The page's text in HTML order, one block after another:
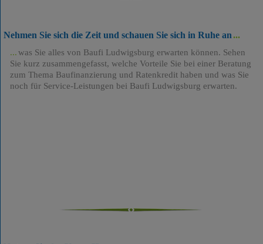
Nehmen Sie sich die Zeit und schauen Sie sich in Ruhe an
was Sie alles von Baufi Ludwigsburg erwarten können. Sehen
Sie kurz zusammengefasst, welche Vorteile Sie bei einer Beratung
zum Thema Baufinanzierung und Ratenkredit haben und was Sie
noch für Service-Leistungen bei Baufi Ludwigsburg erwarten.